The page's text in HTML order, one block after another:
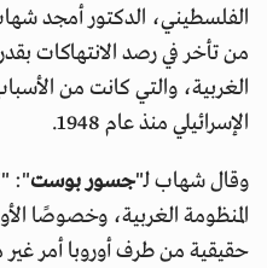
الفلسطيني، الدكتور أمجد
من تأخر في رصد الانتهاكات
الغربية، والتي كانت من
الإسرائيلي منذ عام 1948.
وقال شهاب لـ"جسور بوست":
المنظومة الغربية، وخصوصًا
حقيقية من طرف أوروبا أمر غير